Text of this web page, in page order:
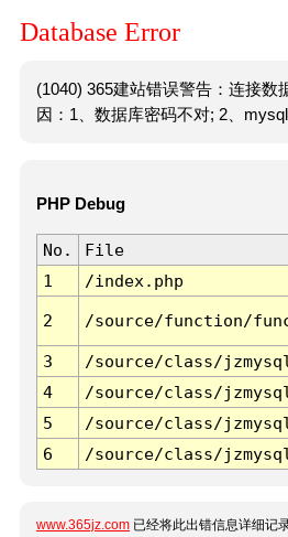
Database Error
(1040) 365建站错误警告：连接数
因：1、数据库密码不对; 2、mysql
PHP Debug
No. File
1
/index.php
2 /source/function/
3 /source/class/
4
/source/class/
5
/source/class/
6
/source/class/
www.365jz.com 已经将此出错信息详细记